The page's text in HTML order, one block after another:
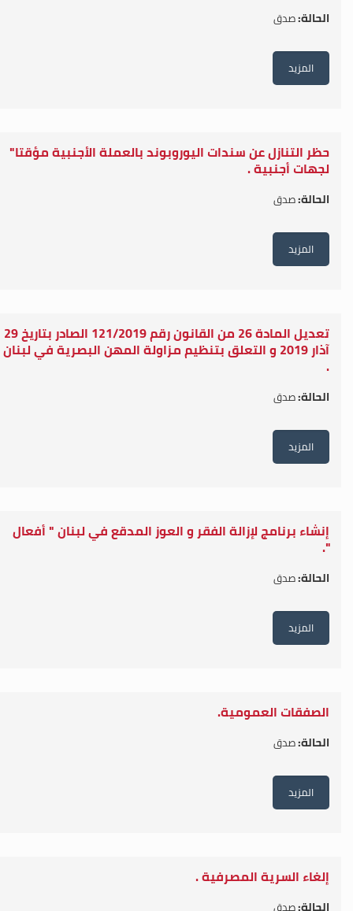
الحالة:صدق
المزيد
حظر التنازل عن سندات اليوروبوند بالعملة الأجنبية مؤقتا"
لجهات أجنبية .
الحالة:صدق
المزيد
تعديل المادة 26 من القانون رقم 121/2019 الصادر بتاريخ 29
آذار 2019 و التعلق بتنظيم مزاولة المهن البصرية في لبنان
.
الحالة:صدق
المزيد
إنشاء برنامج لإزالة الفقر و العوز المدقع في لبنان " أفعال
".
الحالة:صدق
المزيد
الصفقات العمومية.
الحالة:صدق
المزيد
إلغاء السرية المصرفية .
الحالة:صدق